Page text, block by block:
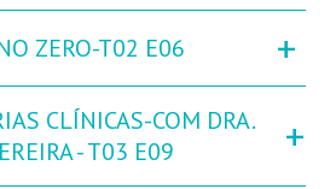
ZERO-T02 E06 +
CLÍNICAS-COM DRA.
- T03 E09
+